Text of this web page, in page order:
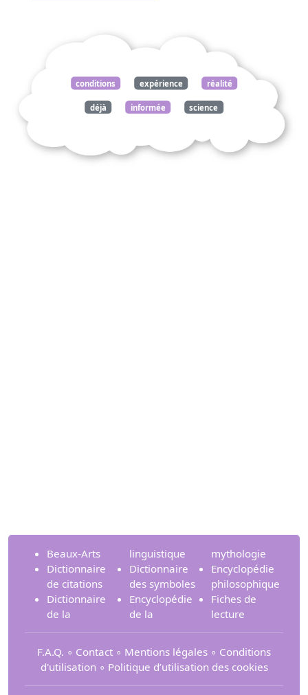
conditions expérience réalité
déjà informée science
bachelard rationalisme appliqué
Beaux-Arts
Dictionnaire
de citations
Dictionnaire
de la
linguistique
Dictionnaire
des symboles
Encyclopédie
de la
mythologie
Encyclopédie
philosophique
Fiches de
lecture
F.A.Q. ∘ Contact ∘ Mentions légales ∘ Conditions
d'utilisation ∘ Politique d’utilisation des cookies